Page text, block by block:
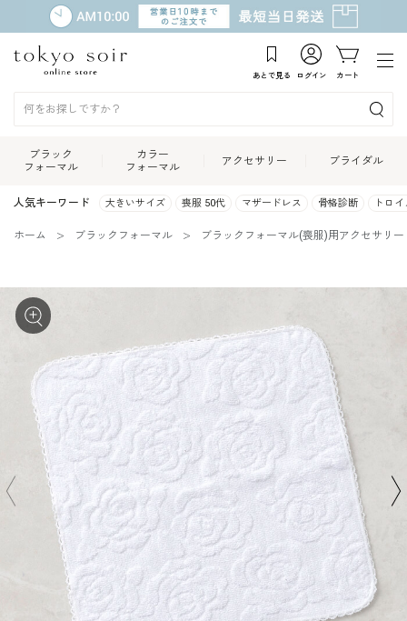
あとで見る ログイン カート
ブラック
フォーマル
カラー
フォーマル
アクセサリー ブライダル
人気キーワード 大きいサイズ 喪服 50代 マザードレス 骨格診断 トロ
ホーム ブラックフォーマル ブラックフォーマル(喪服)用アクセサリー